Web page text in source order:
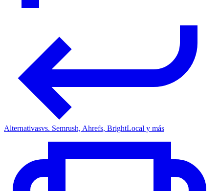
Alternativasvs. Semrush, Ahrefs, BrightLocal y más